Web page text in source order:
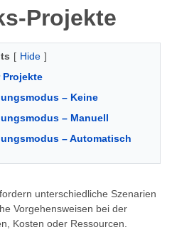
Projekte
[ Hide ]
– Keine
– Manuell
– Automatisch
unterschiedliche Szenarien
Vorgehensweisen bei der
Kosten oder Ressourcen.